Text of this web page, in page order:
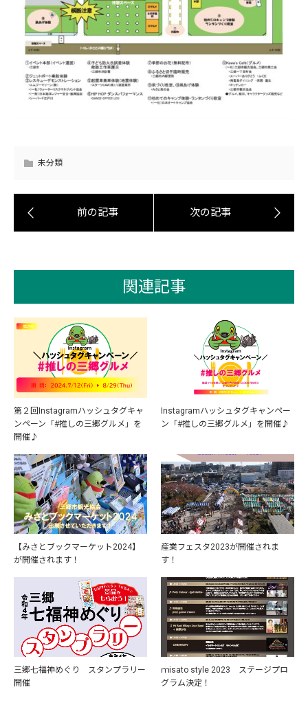
未分類
関連記事
第２回Instagramハッシュタグキャ
ンペーン「#推しの三郷グルメ」を
開催♪
Instagramハッシュタグキャンペー
ン「#推しの三郷グルメ」を開催♪
【みさとブックマーケット2024】
が開催されます！
産業フェスタ2023が開催されま
す！
三郷七福神めぐり スタンプラリー
開催
ｍisato style 2023 ステージプロ
グラム決定！